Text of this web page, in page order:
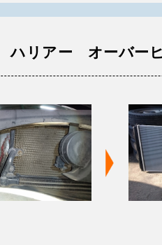
ハリアー オーバー